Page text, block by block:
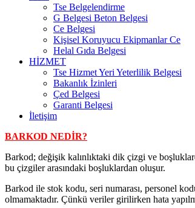
Tse Belgelendirme
G Belgesi Beton Belgesi
Ce Belgesi
Kişisel Koruyucu Ekipmanlar Ce
Helal Gıda Belgesi
HİZMET
Tse Hizmet Yeri Yeterlilik Belgesi
Bakanlık İzinleri
Çed Belgesi
Garanti Belgesi
İletişim
BARKOD NEDİR?
Barkod; değişik kalınlıktaki dik çizgi ve
bu çizgiler arasındaki boşluklardan oluşur.
Barkod ile stok kodu, seri numarası, personel
olmamaktadır. Çünkü veriler girilirken hata